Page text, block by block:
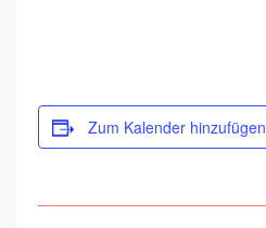
R
E
F
Zum Kalender hinzufügen